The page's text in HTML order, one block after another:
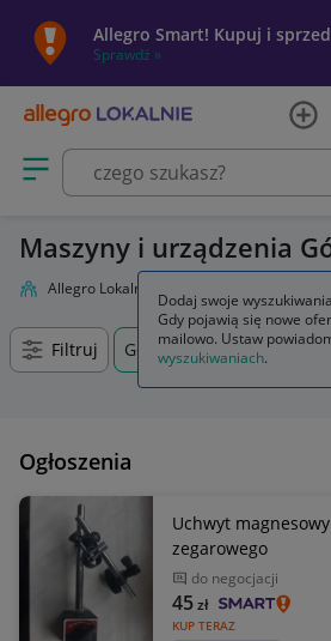
Allegro Smart! Kupuj i
Sprawdź »
Otwórz menu z kategoriami
Maszyny i urządzenia
Allegro Lokalnie
Filtruj Góra, Dolnośląskie, +0 km
Ogłoszenia
Uchwyt magnesowy czujnika
zegarowego
do negocjacji
KUP TERAZ
45zł
Dodaj swoje
Gdy pojawią się nowe
mailowo. Ustaw
wyszukiwaniach.